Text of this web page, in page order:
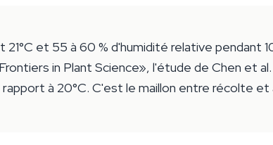
et 55 à 60 % d'humidité relative pendant
in Plant Science», l'étude de Chen et
à 20°C. C'est le maillon entre récolte